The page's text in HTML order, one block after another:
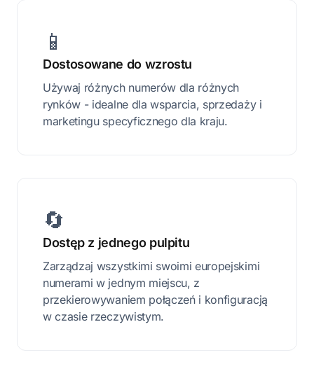
📱
Dostosowane do wzrostu
Używaj różnych numerów dla różnych
rynków - idealne dla wsparcia, sprzedaży i
marketingu specyficznego dla kraju.
🔄
Dostęp z jednego pulpitu
Zarządzaj wszystkimi swoimi europejskimi
numerami w jednym miejscu, z
przekierowywaniem połączeń i konfiguracją
w czasie rzeczywistym.